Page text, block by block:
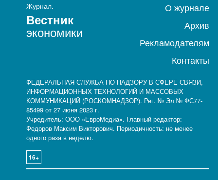
Журнал.
Вестник
экономики
16+
ФЕДЕРАЛЬНАЯ СЛУЖБА ПО НАДЗОРУ В СФЕРЕ СВЯЗИ,
ИНФОРМАЦИОННЫХ ТЕХНОЛОГИЙ И МАССОВЫХ
КОММУНИКАЦИЙ (РОСКОМНАДЗОР). Рег. № Эл № ФС77-
85499 от 27 июня 2023 г.
Учредитель: ООО «ЕвроМедиа». Главный редактор:
Федоров Максим Викторович. Периодичность: не менее
одного раза в неделю.
О журнале
Архив
Рекламодателям
Контакты